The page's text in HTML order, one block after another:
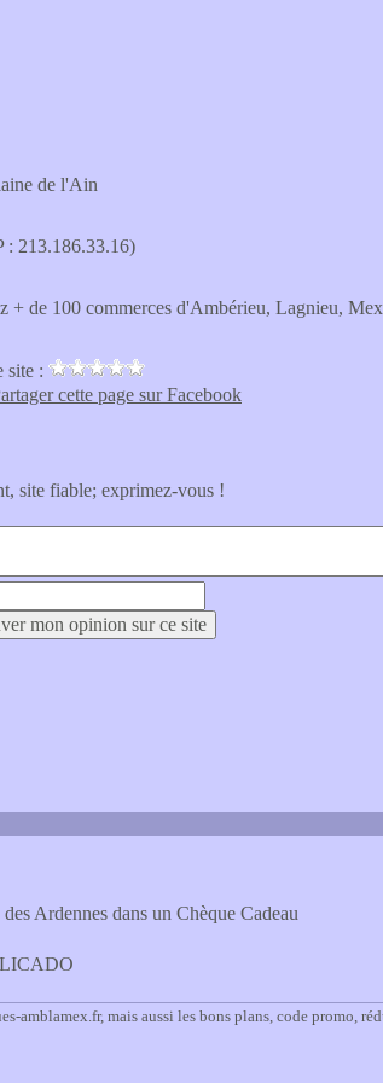
de l'Ain
: 213.186.33.16)
+ de 100 commerces d'Ambérieu, Lagnieu,
site :
cette page sur Facebook
site fiable; exprimez-vous !
Ardennes dans un Chèque Cadeau
amblamex.fr, mais aussi les bons plans, code promo,